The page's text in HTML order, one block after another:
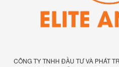
CÔNG TY TNHH ĐẦU TƯ VÀ PHÁT